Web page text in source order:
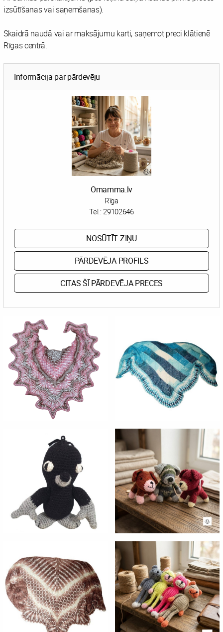
izsūtīšanas vai saņemšanas).
Skaidrā naudā vai ar maksājumu karti, saņemot preci klātienē
Rīgas centrā.
Informācija par pārdevēju
Omamma.lv
Rīga
Tel.:29102646
NOSŪTĪT ZIŅU
PĀRDEVĒJA PROFILS
CITAS ŠĪ PĀRDEVĒJA PRECES